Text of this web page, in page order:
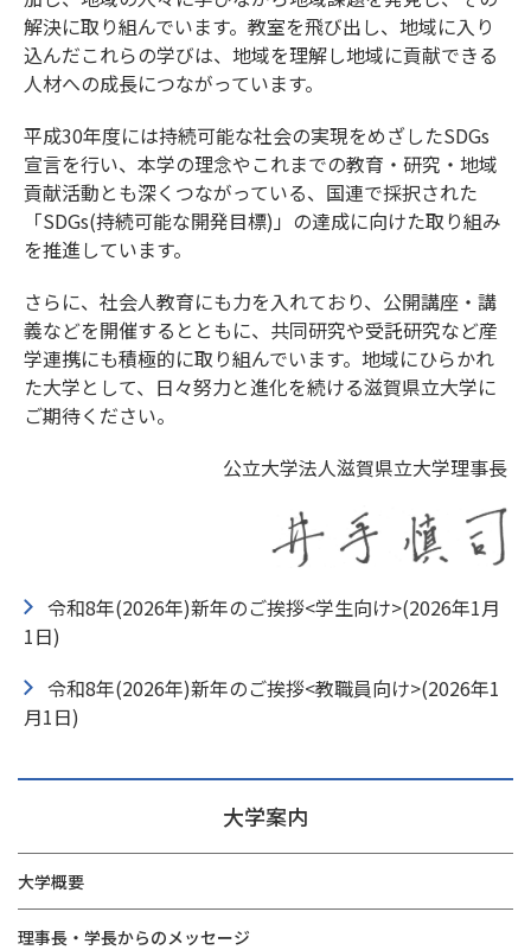
大学案内
大学概要
理事長・学長からのメッセージ
解決に取り組んでいます。教室を飛び出し、地域に入り
込んだこれらの学びは、地域を理解し地域に貢献できる
人材への成長につながっています。
平成30年度には持続可能な社会の実現をめざしたSDGs
宣言を行い、本学の理念やこれまでの教育・研究・地域
貢献活動とも深くつながっている、国連で採択された
「SDGs(持続可能な開発目標)」の達成に向けた取り組み
を推進しています。
さらに、社会人教育にも力を入れており、公開講座・講
義などを開催するとともに、共同研究や受託研究など産
学連携にも積極的に取り組んでいます。地域にひらかれ
た大学として、日々努力と進化を続ける滋賀県立大学に
ご期待ください。
公立大学法人滋賀県立大学理事長
令和8年(2026年)新年のご挨拶<学生向け>(2026年1月
1日)
令和8年(2026年)新年のご挨拶<教職員向け>(2026年1
月1日)